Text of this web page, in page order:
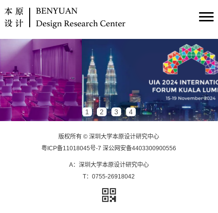
1 2 3 4
版权所有 © 深圳大学本原设计研究中心
粤ICP备11018045号-7 深公网安备4403300900556
A：深圳大学本原设计研究中心
T：0755-26918042